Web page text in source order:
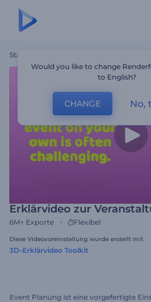
Startseite Erklärvideo Zur
Erklärvideo zur
6M+ Exporte Flexibel
Diese Videovoreinstellung wurde erstellt mit
3D-Erklärvideo Toolkit
Event Planung ist eine vorgefertigte
Would you like to change
to English?
CHANGE No,